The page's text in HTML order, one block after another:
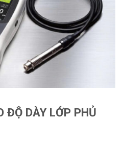
ĐỘ DÀY LỚP PHỦ